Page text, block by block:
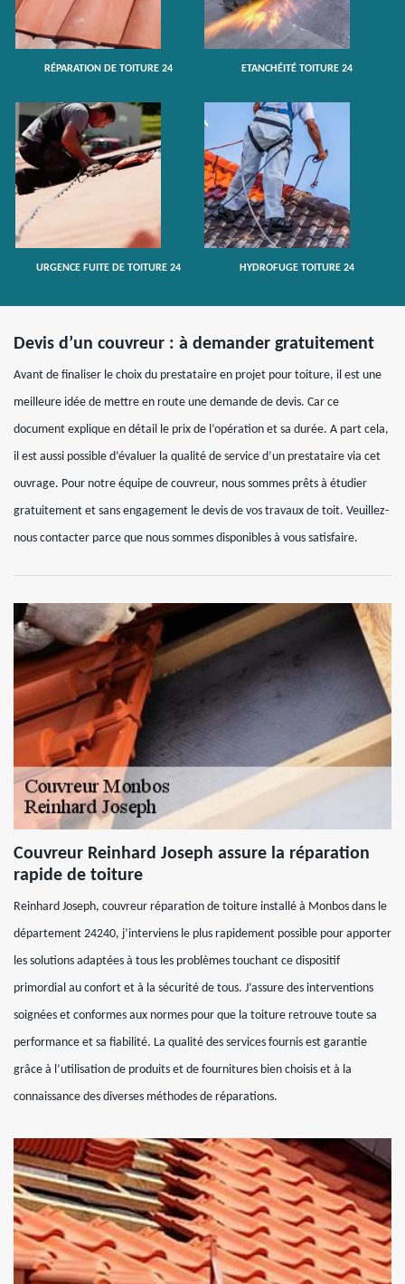
RÉPARATION DE TOITURE 24 ETANCHÉITÉ TOITURE 24
URGENCE FUITE DE TOITURE 24 HYDROFUGE TOITURE 24
Devis d’un couvreur : à demander gratuitement
Avant de finaliser le choix du prestataire en projet pour toiture, il est une
meilleure idée de mettre en route une demande de devis. Car ce
document explique en détail le prix de l’opération et sa durée. A part cela,
il est aussi possible d’évaluer la qualité de service d’un prestataire via cet
ouvrage. Pour notre équipe de couvreur, nous sommes prêts à étudier
gratuitement et sans engagement le devis de vos travaux de toit. Veuillez-
nous contacter parce que nous sommes disponibles à vous satisfaire.
Couvreur Reinhard Joseph assure la réparation
rapide de toiture
Reinhard Joseph, couvreur réparation de toiture installé à Monbos dans le
département 24240, j’interviens le plus rapidement possible pour apporter
les solutions adaptées à tous les problèmes touchant ce dispositif
primordial au confort et à la sécurité de tous. J’assure des interventions
soignées et conformes aux normes pour que la toiture retrouve toute sa
performance et sa fiabilité. La qualité des services fournis est garantie
grâce à l’utilisation de produits et de fournitures bien choisis et à la
connaissance des diverses méthodes de réparations.